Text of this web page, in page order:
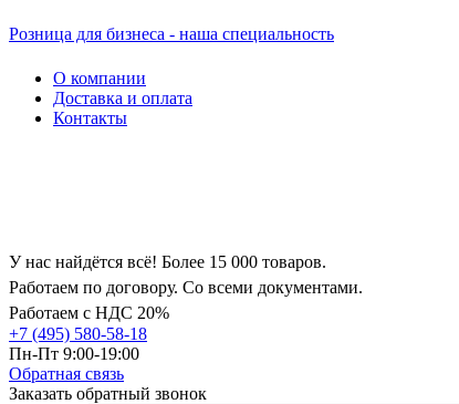
Розница для бизнеса - наша специальность
О компании
Доставка и оплата
Контакты
У нас найдётся всё! Более 15 000 товаров.
Работаем по договору. Со всеми документами.
Работаем с НДС 20%
+7 (495) 580-58-18
Пн-Пт 9:00-19:00
Обратная связь
Заказать обратный звонок